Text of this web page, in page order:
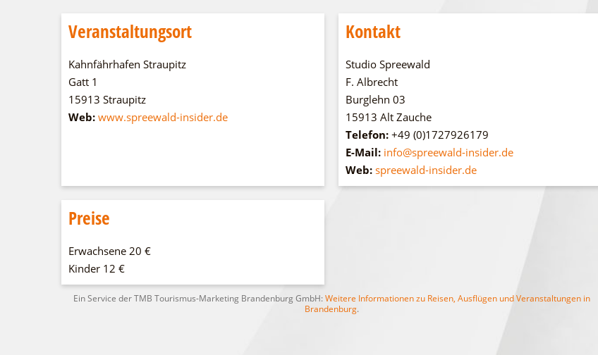
Veranstaltungsort
Kahnfährhafen Straupitz
Gatt 1
15913 Straupitz
Web: www.spreewald-insider.de
Kontakt
Studio Spreewald
F. Albrecht
Burglehn 03
15913 Alt Zauche
Telefon: +49 (0)1727926179
E-Mail: info@spreewald-insider.de
Web: spreewald-insider.de
Preise
Erwachsene 20 €
Kinder 12 €
Ein Service der TMB Tourismus-Marketing Brandenburg GmbH: Weitere Informationen zu Reisen, Ausflügen und Veranstaltungen in
Brandenburg.